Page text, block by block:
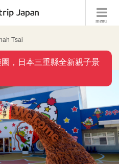
menu
Tsai
，日本三重縣全新親子景